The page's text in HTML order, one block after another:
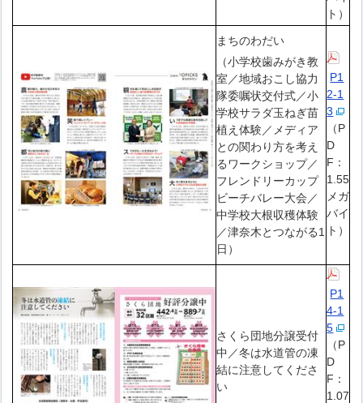
ト）
まちのわだい
（小学校歯みがき教
室／地域おこし協力
隊委嘱状交付式／小
学校サラダ玉ねぎ苗
植え体験／メディア
との関わり方を考え
るワークショップ／
フレンドリーカップ
ビーチバレー大会／
中学校大根収穫体験
／津奈木とつながる1
日）
P1
2-1
3
（P
D
F：
1.55
メガ
バイ
ト）
さくら団地分譲受付
中／冬は水道管の凍
結に注意してくださ
い
P1
4-1
5
（P
D
F：
1.07